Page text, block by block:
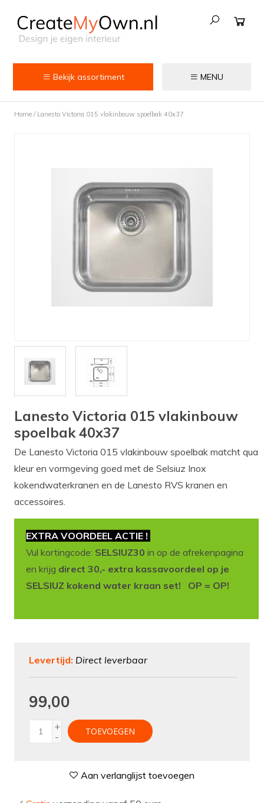
Bekijk assortiment
Zeepdispensers
Voedselrestenvermalers
Wastafels
MENU
Home/ Lanesto Victoria 015 vlakinbouw spoelbak 40x37
Lanesto Victoria 015 vlakinbouw
spoelbak 40x37
De Lanesto Victoria 015 vlakinbouw spoelbak matcht qua
kleur en vormgeving goed met de Selsiuz Inox
kokendwaterkranen en de Lanesto RVS kranen en
accessoires.
EXTRA VOORDEEL ACTIE !
Vul kortingcode: SELSIUZ30 in op de afrekenpagina
en krijg direct 30,- extra kassavoordeel op je
SELSIUZ kokend water kraan set! OP = OP!
Levertijd: Direct leverbaar
99,00
+
-
TOEVOEGEN
Aan verlanglijst toevoegen